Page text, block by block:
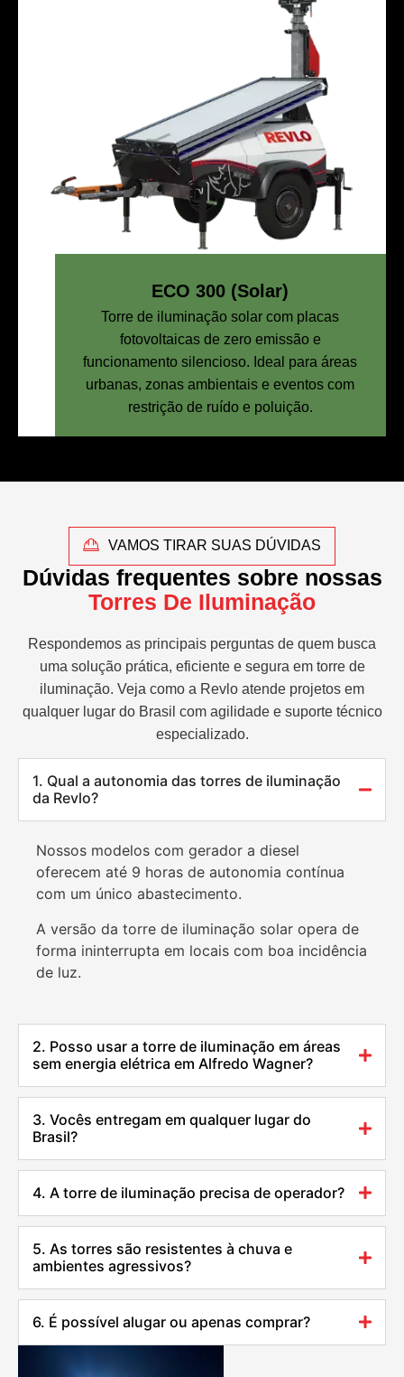
ECO 300 (Solar)
Torre de iluminação solar com placas
fotovoltaicas de zero emissão e
funcionamento silencioso. Ideal para áreas
urbanas, zonas ambientais e eventos com
restrição de ruído e poluição.
VAMOS TIRAR SUAS DÚVIDAS
Dúvidas frequentes sobre nossas
Torres De Iluminação
Respondemos as principais perguntas de quem busca
uma solução prática, eficiente e segura em torre de
iluminação. Veja como a Revlo atende projetos em
qualquer lugar do Brasil com agilidade e suporte técnico
especializado.
1. Qual a autonomia das torres de iluminação
da Revlo?
Nossos modelos com gerador a diesel
oferecem até 9 horas de autonomia contínua
com um único abastecimento.
A versão da torre de iluminação solar opera de
forma ininterrupta em locais com boa incidência
de luz.
2. Posso usar a torre de iluminação em áreas
sem energia elétrica em Alfredo Wagner?
3. Vocês entregam em qualquer lugar do
Brasil?
4. A torre de iluminação precisa de operador?
5. As torres são resistentes à chuva e
ambientes agressivos?
6. É possível alugar ou apenas comprar?